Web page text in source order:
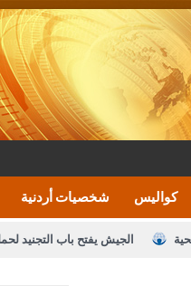
شخصيات أردنية كواليس
الجيش يفتح باب التجنيد